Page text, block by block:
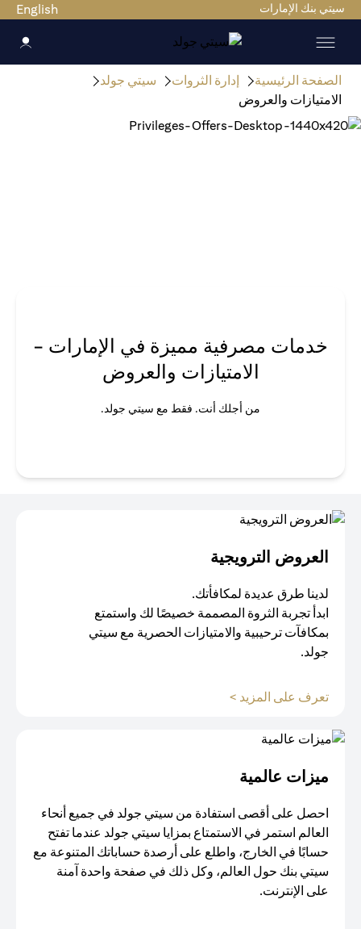
سيتي بنك الإمارات English
الصفحة الرئيسية إدارة الثروات
سيتي جولد
الامتيازات والعروض
خدمات مصرفية مميزة في الإمارات -
الامتيازات والعروض
من أجلك أنت. فقط مع سيتي جولد.
العروض الترويجية
لدينا طرق عديدة لمكافأتك.
ابدأ تجربة الثروة المصممة خصيصًا لك واستمتع
بمكافآت ترحيبية والامتيازات الحصرية مع سيتي
جولد.
تعرف على المزيد >
ميزات عالمية
احصل على أقصى استفادة من سيتي جولد في جميع أنحاء
العالم استمر في الاستمتاع بمزايا سيتي جولد عندما تفتح
حسابًا في الخارج، واطلع على أرصدة حساباتك المتنوعة مع
سيتي بنك حول العالم، وكل ذلك في صفحة واحدة آمنة
على الإنترنت.